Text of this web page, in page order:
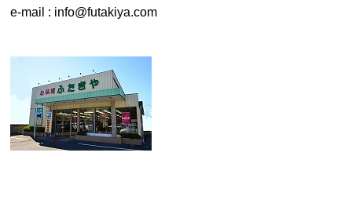
e-mail : info@futakiya.com